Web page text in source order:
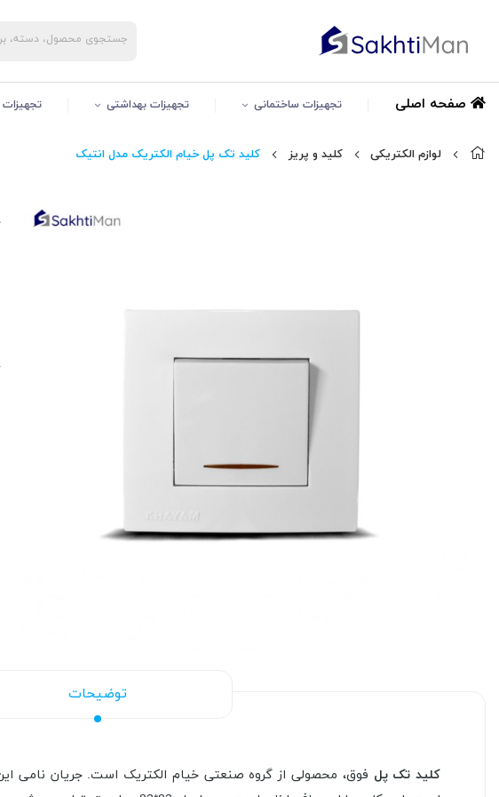
صفحه اصلی تجهیزات ساختمانی تجهیزات بهداشتی تجهیزات
لوازم الکتریکی کلید و پریز کلید تک پل خیام الکتریک مدل انتیک
توضیحات
کلید تک پل